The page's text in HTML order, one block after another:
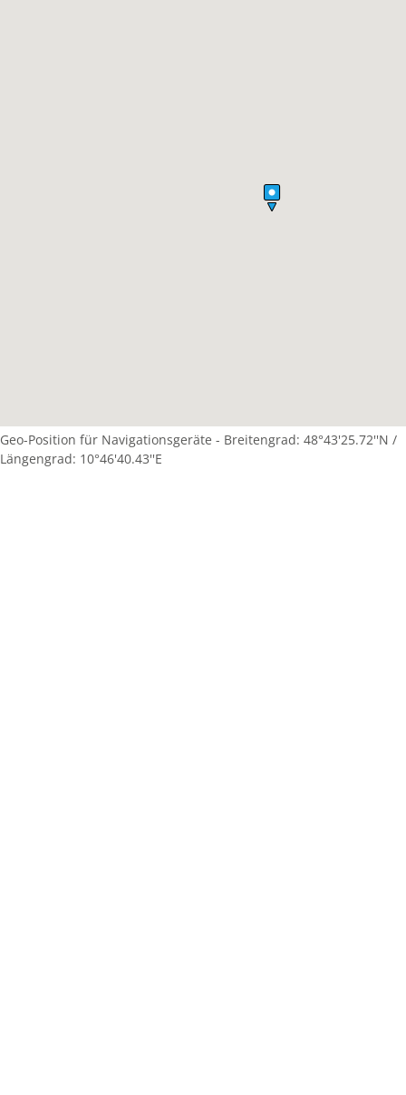
Geo-Position für Navigationsgeräte - Breitengrad: 48°43'25.72''N /
Längengrad: 10°46'40.43''E